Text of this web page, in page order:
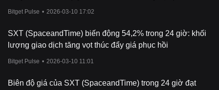
Bitget Pulse • 2026-03-10 17:02
SXT (SpaceandTime) biến động 54,2% trong 24 giờ: khối
lượng giao dịch tăng vọt thúc đẩy giá phục hồi
Bitget Pulse • 2026-03-10 11:01
Biên độ giá của SXT (SpaceandTime) trong 24 giờ đạt